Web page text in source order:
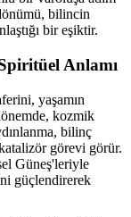
bilincin
bir eşiktir.
Anlamı
yaşamın
kozmik
bilinç
görevi görür.
Güneş'leriyle
güçlendirerek